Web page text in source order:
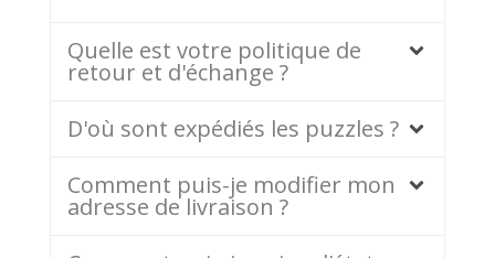
Quelle est votre politique de
retour et d'échange ?
D'où sont expédiés les puzzles ?
Comment puis-je modifier mon
adresse de livraison ?